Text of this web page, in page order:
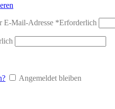
E-Mail-Adresse *Erforderlich
Angemeldet bleiben